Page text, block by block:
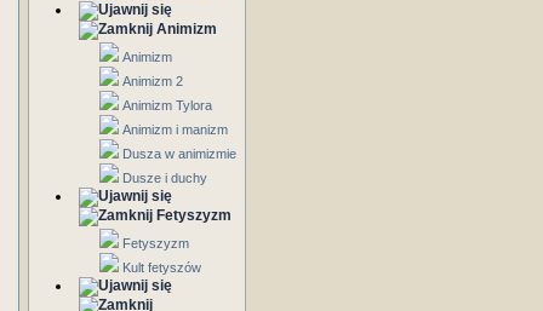
Animizm
Animizm
Animizm 2
Animizm Tylora
Animizm i manizm
Dusza w animizmie
Dusze i duchy
Fetyszyzm
Fetyszyzm
Kult fetyszów